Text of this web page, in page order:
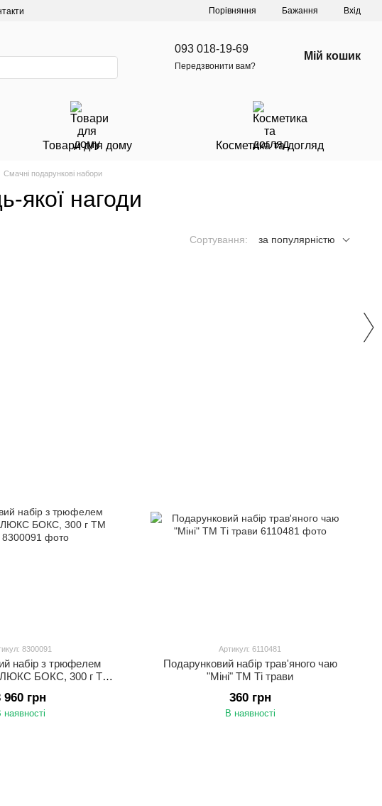
Порівняння Бажання Вхід
093 018-19-69
Передзвонити вам?
Мій кошик
Товари для дому Косметика та догляд
Смачні подарункові набори
якої нагоди
Сортування: за популярністю
8300091
набір з трюфелем
БОКС, 300 г ТМ
960 грн
наявності
Артикул: 6110481
Подарунковий набір трав'яного чаю
"Міні" ТМ Ті трави
360 грн
В наявності